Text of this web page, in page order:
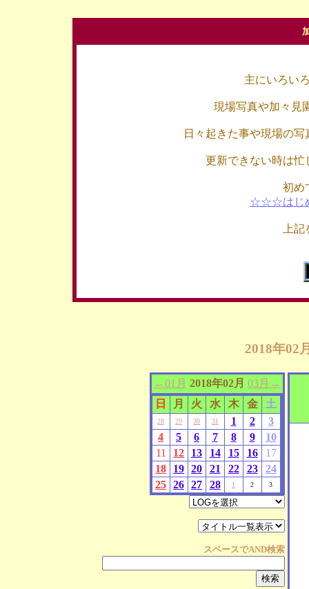
主にいろい
現場写真や加々見
日々起きた事や現場の
更新できない時は忙
初め
☆☆☆はじ
上
2018年02
←01月 2018年02月 03月→
日
月 火 水 木 金 土
28 29 30 31 1 2
3
4
5 6 7 8 9
10
11
12 13 14 15 16
17
18
19 20 21 22 23
24
25 26 27 28 1 2 3
スペースでAND検索